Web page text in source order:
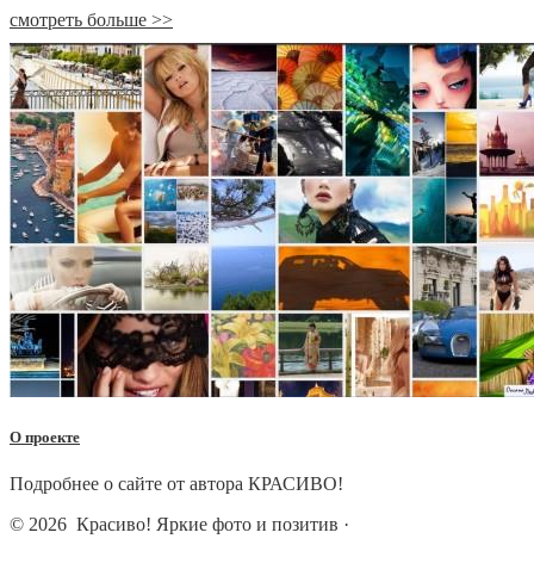
смотреть больше >>
О проекте
Подробнее о сайте от автора КРАСИВО!
© 2026 Красиво! Яркие фото и позитив ·